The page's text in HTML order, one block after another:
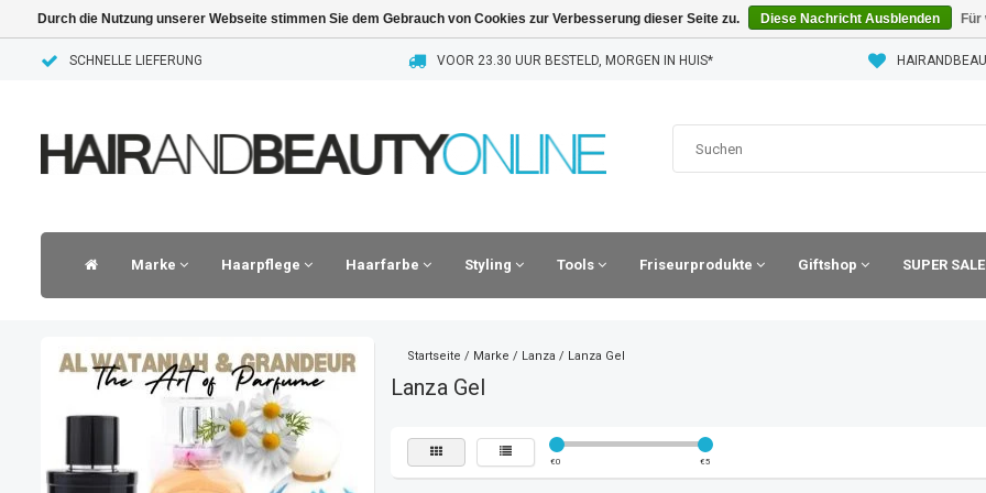
SCHNELLE LIEFERUNG VOOR 23.30 UUR BESTELD, MORGEN IN HUIS*
Marke Haarpflege Haarfarbe Styling Tools Friseurprodukte Giftshop SUPER
Startseite / Marke / Lanza / Lanza Gel
Lanza Gel
€0 €5
Durch die Nutzung unserer Webseite stimmen Sie dem Gebrauch von Cookies zur Verbesserung dieser Seite zu. Diese Nachricht Ausblenden